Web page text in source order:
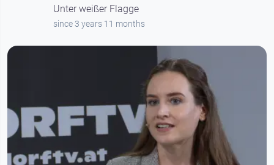
Unter weißer Flagge
since 3 years 11 months